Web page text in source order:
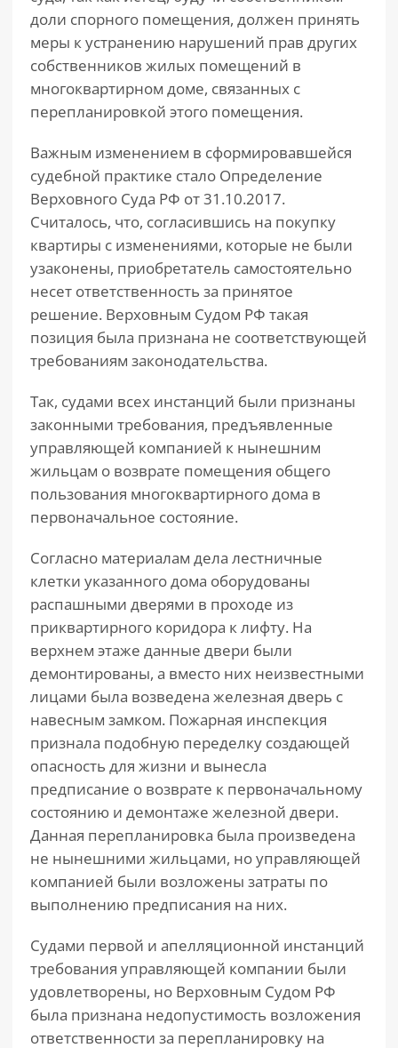
доли спорного помещения, должен принять
меры к устранению нарушений прав других
собственников жилых помещений в
многоквартирном доме, связанных с
перепланировкой этого помещения.
Важным изменением в сформировавшейся
судебной практике стало Определение
Верховного Суда РФ от 31.10.2017.
Считалось, что, согласившись на покупку
квартиры с изменениями, которые не были
узаконены, приобретатель самостоятельно
несет ответственность за принятое
решение. Верховным Судом РФ такая
позиция была признана не соответствующей
требованиям законодательства.
Так, судами всех инстанций были признаны
законными требования, предъявленные
управляющей компанией к нынешним
жильцам о возврате помещения общего
пользования многоквартирного дома в
первоначальное состояние.
Согласно материалам дела лестничные
клетки указанного дома оборудованы
распашными дверями в проходе из
приквартирного коридора к лифту. На
верхнем этаже данные двери были
демонтированы, а вместо них неизвестными
лицами была возведена железная дверь с
навесным замком. Пожарная инспекция
признала подобную переделку создающей
опасность для жизни и вынесла
предписание о возврате к первоначальному
состоянию и демонтаже железной двери.
Данная перепланировка была произведена
не нынешними жильцами, но управляющей
компанией были возложены затраты по
выполнению предписания на них.
Судами первой и апелляционной инстанций
требования управляющей компании были
удовлетворены, но Верховным Судом РФ
была признана недопустимость возложения
ответственности за перепланировку на